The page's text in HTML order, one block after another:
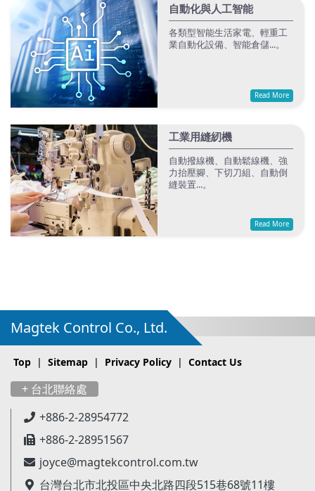
自動化與人工智能
各類型智能生活家電、輕重工
業自動化設備、智能倉儲...。
Read More
工業用縫紉機
自動撥線機、自動鬆線機、強
力抬壓腳、下切刀組、自動倒
縫裝置...。
Read More
Magtek Control Co., Ltd.
Top | Sitemap | Privacy Policy | Contact Us
+ 台北聯絡處
+886-2-28954772
+886-2-28951567
joyce@magtekcontrol.com.tw
台灣台北市北投區中央北路四段515巷68號11樓